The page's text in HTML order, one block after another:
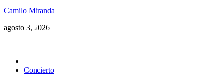
Camilo Miranda
agosto 3, 2026
Concierto